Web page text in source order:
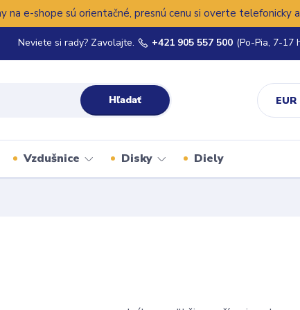
na e-shope sú orientačné, presnú cenu si overte telefonicky
EUR
Hľadať
Neviete si rady? Zavolajte. +421 905 557 500 (Po-Pia, 7-17
Vzdušnice Disky Diely